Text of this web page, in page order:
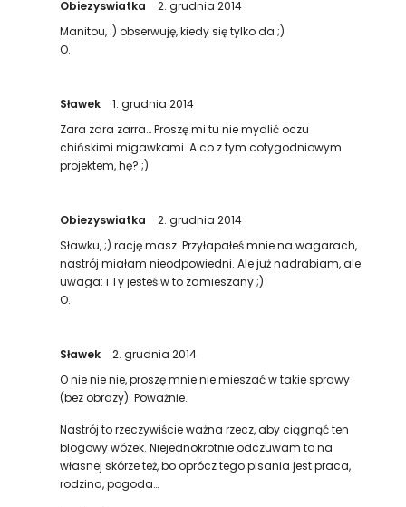
Obiezyswiatka
2. grudnia 2014
Manitou, :) obserwuję, kiedy się tylko da ;)
O.
Sławek
1. grudnia 2014
Zara zara zarra… Proszę mi tu nie mydlić oczu
chińskimi migawkami. A co z tym cotygodniowym
projektem, hę? ;)
Obiezyswiatka
2. grudnia 2014
Sławku, ;) rację masz. Przyłapałeś mnie na wagarach,
nastrój miałam nieodpowiedni. Ale już nadrabiam, ale
uwaga: i Ty jesteś w to zamieszany ;)
O.
Sławek
2. grudnia 2014
O nie nie nie, proszę mnie nie mieszać w takie sprawy
(bez obrazy). Poważnie.
Nastrój to rzeczywiście ważna rzecz, aby ciągnąć ten
blogowy wózek. Niejednokrotnie odczuwam to na
własnej skórze też, bo oprócz tego pisania jest praca,
rodzina, pogoda…